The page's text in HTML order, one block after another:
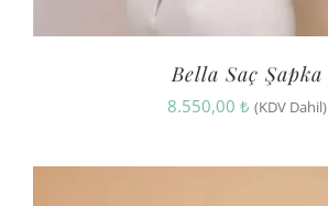
Bella Saç Şapka
8.550,00 ₺ (KDV Dahil)